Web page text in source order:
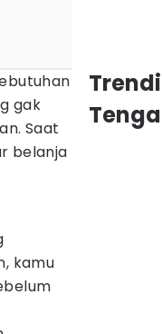
gak
Saat
belanja
kamu